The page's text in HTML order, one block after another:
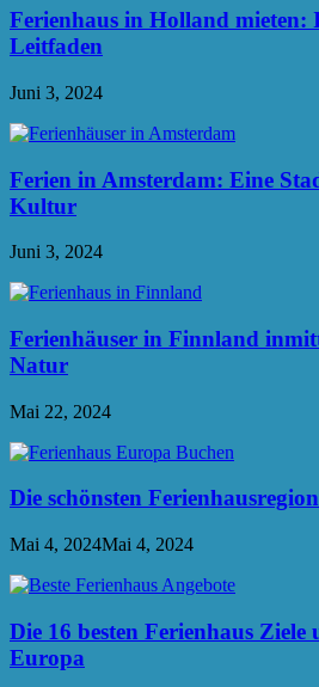
Ferienhaus in Holland
Leitfaden
Juni 3, 2024
Ferien in Amsterdam: Eine
Kultur
Juni 3, 2024
Ferienhäuser in Finnland
Natur
Mai 22, 2024
Die schönsten
Mai 4, 2024Mai 4, 2024
Die 16 besten Ferienhaus Ziele
Europa